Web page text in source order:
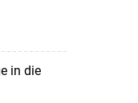
in die